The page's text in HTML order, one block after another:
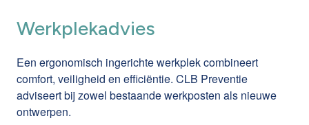
Werkplekadvies
Een ergonomisch ingerichte werkplek combineert
comfort, veiligheid en efficiëntie. CLB Preventie
adviseert bij zowel bestaande werkposten als nieuwe
ontwerpen.